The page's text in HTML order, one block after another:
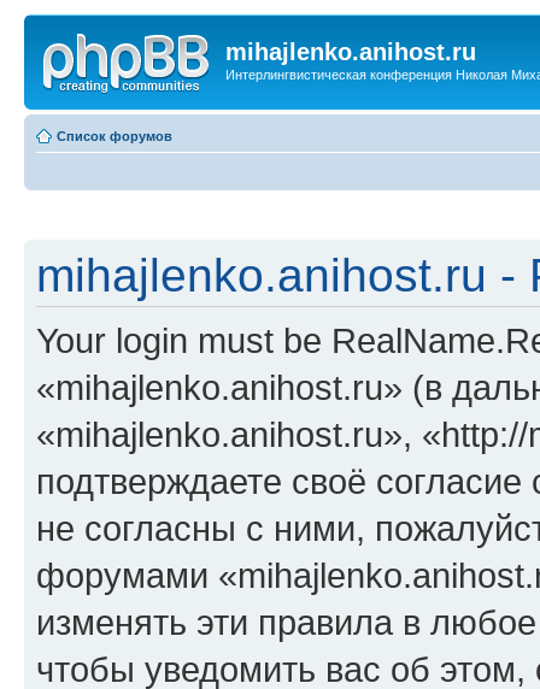
mihajlenko.anihost.ru
Интерлингвистическая конференция Николая
Список форумов
mihajlenko.anihost.ru -
Your login must be
«mihajlenko.anihost.ru» (в
«mihajlenko.anihost.ru»,
подтверждаете своё
не согласны с ними,
форумами
изменять эти правила в
чтобы уведомить вас об